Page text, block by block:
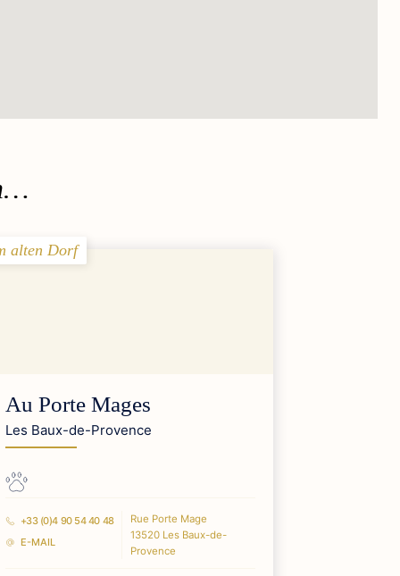
alten Dorf
Au Porte Mages
Les Baux-de-Provence
+33 (0)4 90 54 40 48
E-MAIL
Rue Porte Mage
13520 Les Baux-de-
Provence